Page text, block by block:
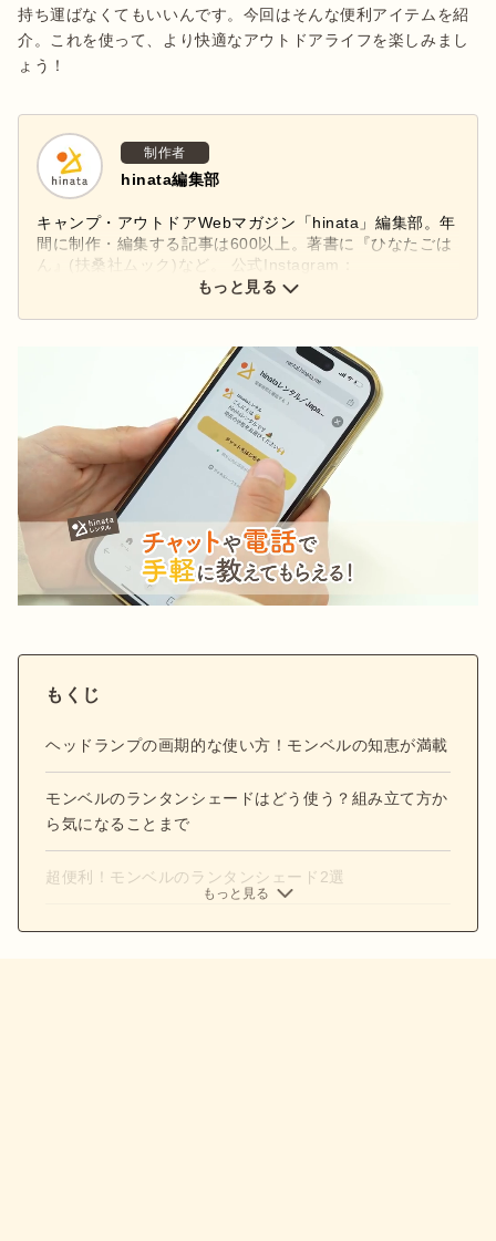
持ち運ばなくてもいいんです。今回はそんな便利アイテムを紹
介。これを使って、より快適なアウトドアライフを楽しみまし
ょう！
制作者
hinata編集部
キャンプ・アウトドアWebマガジン「hinata」編集部。年
間に制作・編集する記事は600以上。著書に『ひなたごは
ん』(扶桑社ムック)など。 公式Instagram：
もっと見る
もくじ
ヘッドランプの画期的な使い方！モンベルの知恵が満載
モンベルのランタンシェードはどう使う？組み立て方か
ら気になることまで
超便利！モンベルのランタンシェード2選
もっと見る